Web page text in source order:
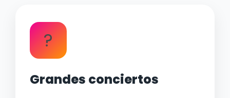
?
Grandes conciertos